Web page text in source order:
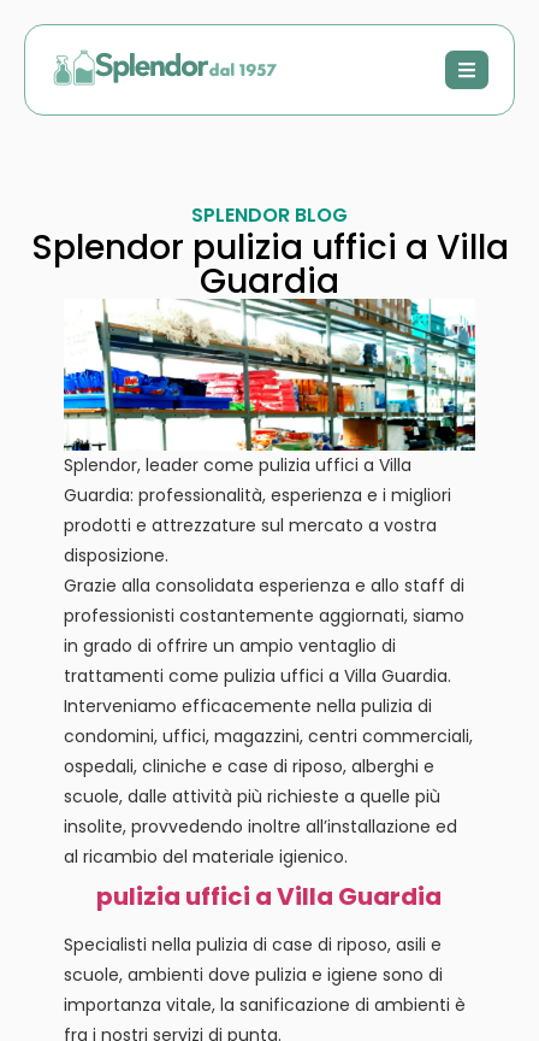
SPLENDOR BLOG
Splendor pulizia uffici a Villa
Guardia
Splendor, leader come pulizia uffici a Villa
Guardia: professionalità, esperienza e i migliori
prodotti e attrezzature sul mercato a vostra
disposizione.
Grazie alla consolidata esperienza e allo staff di
professionisti costantemente aggiornati, siamo
in grado di offrire un ampio ventaglio di
trattamenti come pulizia uffici a Villa Guardia.
Interveniamo efficacemente nella pulizia di
condomini, uffici, magazzini, centri commerciali,
ospedali, cliniche e case di riposo, alberghi e
scuole, dalle attività più richieste a quelle più
insolite, provvedendo inoltre all’installazione ed
al ricambio del materiale igienico.
pulizia uffici a Villa Guardia
Specialisti nella pulizia di case di riposo, asili e
scuole, ambienti dove pulizia e igiene sono di
importanza vitale, la sanificazione di ambienti è
fra i nostri servizi di punta.